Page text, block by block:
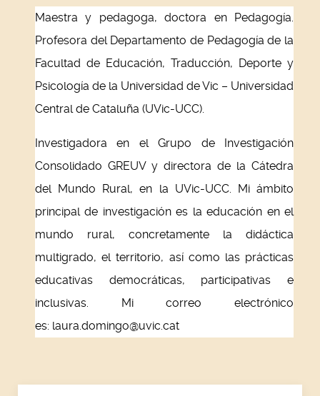
Maestra y pedagoga, doctora en Pedagogía.
Profesora del Departamento de Pedagogía de la
Facultad de Educación, Traducción, Deporte y
Psicología de la Universidad de Vic – Universidad
Central de Cataluña (UVic-UCC).
Investigadora en el Grupo de Investigación
Consolidado GREUV y directora de la Cátedra
del Mundo Rural, en la UVic-UCC. Mi ámbito
principal de investigación es la educación en el
mundo rural, concretamente la didáctica
multigrado, el territorio, así como las prácticas
educativas democráticas, participativas e
inclusivas. Mi correo electrónico
es: laura.domingo@uvic.cat